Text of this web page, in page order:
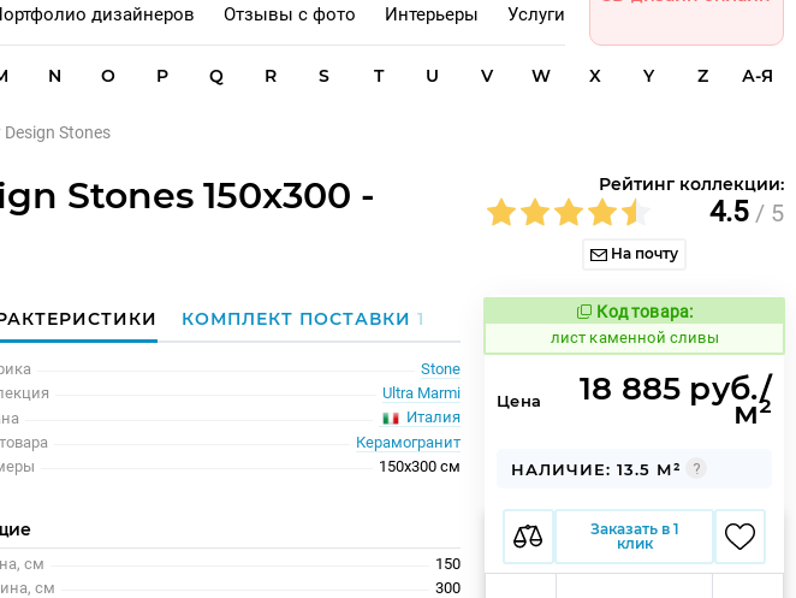
дизайнеров Отзывы с фото Интерьеры Услуги
N O P Q R S T U V W X Y Z А-Я
Stones
Stones 150x300 -
Рейтинг коллекции:
4.5 / 5
На почту
КОМПЛЕКТ ПОСТАВКИ1
Stone
Ultra Marmi
Италия
Керамогранит
150x300 см
см
150
см
300
Код товара:
879636 Код товара:
лист каменной сливы
Цена 18 885 руб./
м²
НАЛИЧИЕ: 13.5 М²
Заказать в 1
клик